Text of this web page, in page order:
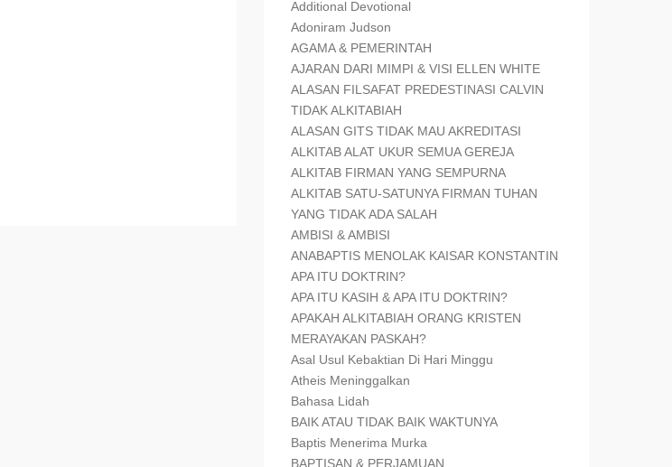
Additional Devotional
Adoniram Judson
AGAMA & PEMERINTAH
AJARAN DARI MIMPI & VISI ELLEN WHITE
ALASAN FILSAFAT PREDESTINASI CALVIN
TIDAK ALKITABIAH
ALASAN GITS TIDAK MAU AKREDITASI
ALKITAB ALAT UKUR SEMUA GEREJA
ALKITAB FIRMAN YANG SEMPURNA
ALKITAB SATU-SATUNYA FIRMAN TUHAN
YANG TIDAK ADA SALAH
AMBISI & AMBISI
ANABAPTIS MENOLAK KAISAR KONSTANTIN
APA ITU DOKTRIN?
APA ITU KASIH & APA ITU DOKTRIN?
APAKAH ALKITABIAH ORANG KRISTEN
MERAYAKAN PASKAH?
Asal Usul Kebaktian Di Hari Minggu
Atheis Meninggalkan
Bahasa Lidah
BAIK ATAU TIDAK BAIK WAKTUNYA
Baptis Menerima Murka
BAPTISAN & PERJAMUAN